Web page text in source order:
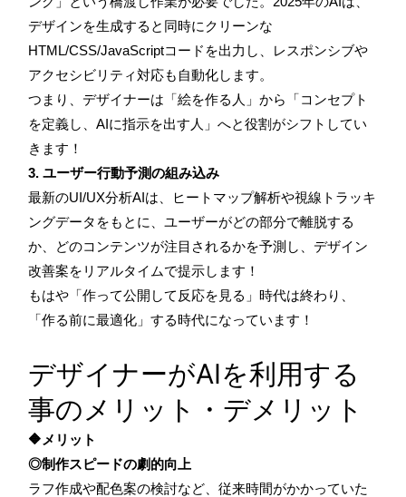
デザインを生成すると同時にクリーンな
HTML/CSS/JavaScriptコードを出力し、レスポンシブや
アクセシビリティ対応も自動化します。
つまり、デザイナーは「絵を作る人」から「コンセプト
を定義し、AIに指示を出す人」へと役割がシフトしてい
きます！
3. ユーザー行動予測の組み込み
最新のUI/UX分析AIは、ヒートマップ解析や視線トラッキ
ングデータをもとに、ユーザーがどの部分で離脱する
か、どのコンテンツが注目されるかを予測し、デザイン
改善案をリアルタイムで提示します！
もはや「作って公開して反応を見る」時代は終わり、
「作る前に最適化」する時代になっています！
デザイナーがAIを利用する
事のメリット・デメリット
🔶メリット
◎制作スピードの劇的向上
ラフ作成や配色案の検討など、従来時間がかかっていた